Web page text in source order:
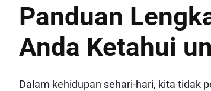
Panduan
Anda Ketahui
Dalam kehidupan sehari-hari, kita tidak